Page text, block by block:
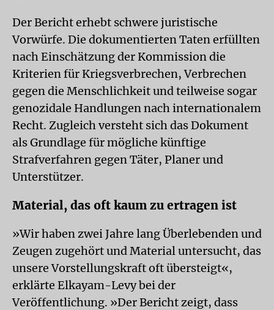
Der Bericht erhebt schwere juristische
Vorwürfe. Die dokumentierten Taten erfüllten
nach Einschätzung der Kommission die
Kriterien für Kriegsverbrechen, Verbrechen
gegen die Menschlichkeit und teilweise sogar
genozidale Handlungen nach internationalem
Recht. Zugleich versteht sich das Dokument
als Grundlage für mögliche künftige
Strafverfahren gegen Täter, Planer und
Unterstützer.
Material, das oft kaum zu ertragen ist
»Wir haben zwei Jahre lang Überlebenden und
Zeugen zugehört und Material untersucht, das
unsere Vorstellungskraft oft übersteigt«,
erklärte Elkayam-Levy bei der
Veröffentlichung. »Der Bericht zeigt, dass